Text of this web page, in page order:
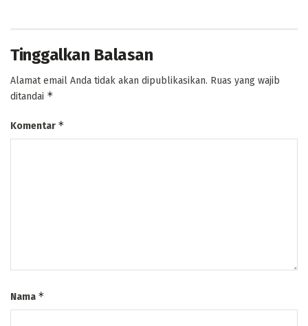
Tinggalkan Balasan
Alamat email Anda tidak akan dipublikasikan. Ruas yang wajib
ditandai *
Komentar *
Nama *